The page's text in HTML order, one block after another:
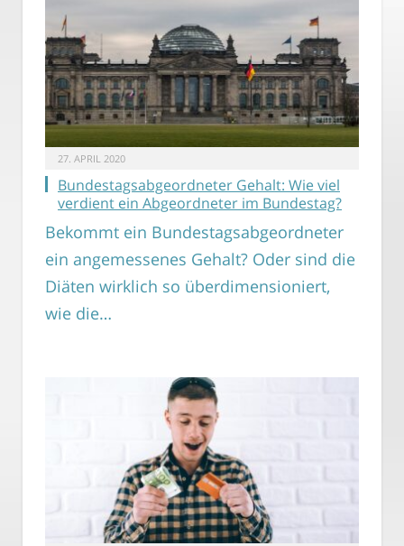
27. APRIL 2020
Bundestagsabgeordneter Gehalt: Wie viel
verdient ein Abgeordneter im Bundestag?
Bekommt ein Bundestagsabgeordneter
ein angemessenes Gehalt? Oder sind die
Diäten wirklich so überdimensioniert,
wie die…